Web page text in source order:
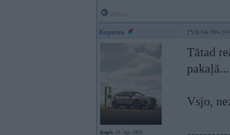
Kopteins 18. Feb 2004,
Kopš: 23. Apr 2003
Tātad
Vsjo,